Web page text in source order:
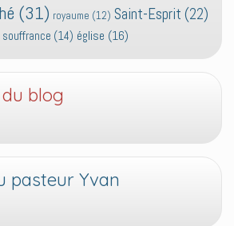
(31) royaume (12) Saint-Esprit (22)
souffrance (14) église (16)
blog
pasteur Yvan